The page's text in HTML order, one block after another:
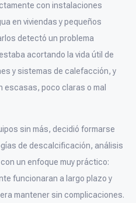
con instalaciones
en viviendas y pequeños
detectó un problema
acortando la vida útil de
y sistemas de calefacción, y
escasas, poco claras o mal
sin más, decidió formarse
de descalcificación, análisis
un enfoque muy práctico:
funcionaran a largo plazo y
mantener sin complicaciones.